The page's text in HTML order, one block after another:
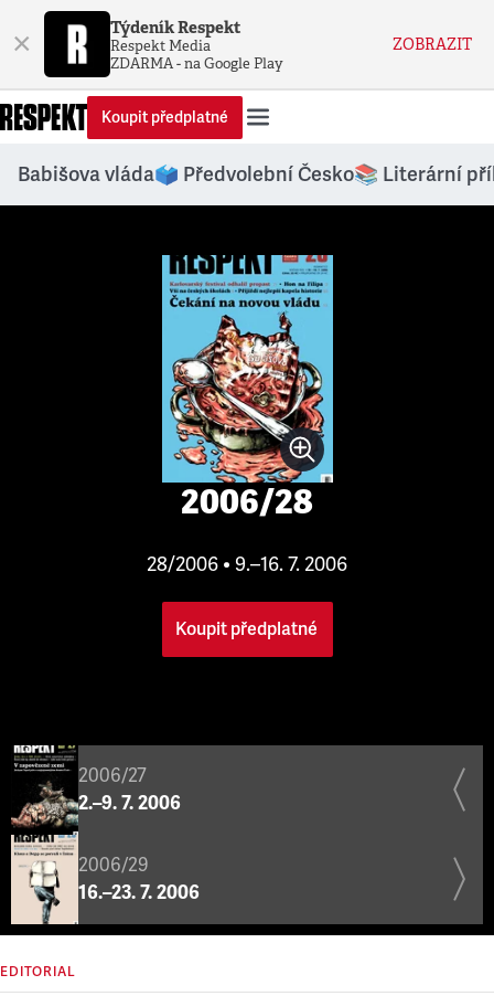
× Týdeník Respekt
Respekt Media
ZDARMA - na Google Play
ZOBRAZIT
Koupit předplatné
Babišova vláda🗳️ Předvolební Česko📚 Literární
28/2006 • 9.–16. 7. 2006
2006/28
Koupit předplatné
2006/27
2.–9. 7. 2006
2006/29
16.–23. 7. 2006
EDITORIAL